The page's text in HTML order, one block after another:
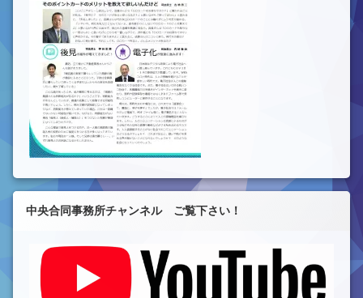
中央合同事務所チャンネル ご覧下さい！